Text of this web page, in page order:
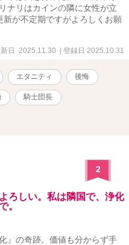
ナリはカインの隣に女性が立
が不定期ですがよろしくお願
新日 2025.11.30 | 登録日 2025.10.31
エタニティ 後悔
騎士団長
2
ろしい。私は隣国で、浄化
。
』の奇跡。価値も分からず手